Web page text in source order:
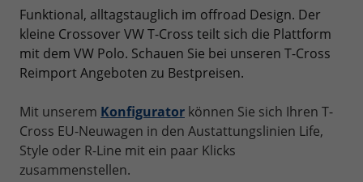
Funktional, alltagstauglich im offroad Design. Der
kleine Crossover VW T-Cross teilt sich die Plattform
mit dem VW Polo. Schauen Sie bei unseren T-Cross
Reimport Angeboten zu Bestpreisen.
Mit unserem Konfigurator können Sie sich Ihren T-
Cross EU-Neuwagen in den Austattungslinien Life,
Style oder R-Line mit ein paar Klicks
zusammenstellen.